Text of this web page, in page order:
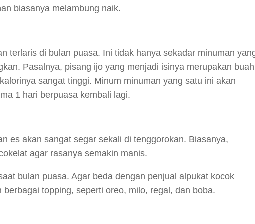
biasanya melambung naik.
terlaris di bulan puasa. Ini tidak hanya sekadar minuman
Pasalnya, pisang ijo yang menjadi isinya merupakan buah
sangat tinggi. Minum minuman yang satu ini akan
1 hari berpuasa kembali lagi.
es akan sangat segar sekali di tenggorokan. Biasanya,
agar rasanya semakin manis.
bulan puasa. Agar beda dengan penjual alpukat kocok
topping, seperti oreo, milo, regal, dan boba.